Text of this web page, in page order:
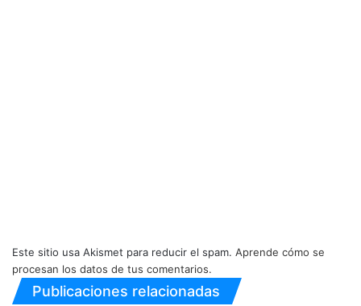
Este sitio usa Akismet para reducir el spam. Aprende cómo se
procesan los datos de tus comentarios.
Publicaciones relacionadas